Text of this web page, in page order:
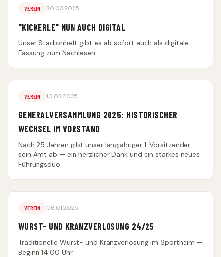
VEREIN 30.03.2025
"KICKERLE" NUN AUCH DIGITAL
Unser Stadionheft gibt es ab sofort auch als digitale
Fassung zum Nachlesen.
VEREIN 10.03.2025
GENERALVERSAMMLUNG 2025: HISTORISCHER
WECHSEL IM VORSTAND
Nach 25 Jahren gibt unser langjähriger 1. Vorsitzender
sein Amt ab — ein herzlicher Dank und ein starkes neues
Führungsduo.
VEREIN 06.01.2025
WURST- UND KRANZVERLOSUNG 24/25
Traditionelle Wurst- und Kranzverlosung im Sportheim —
Beginn 14:00 Uhr.